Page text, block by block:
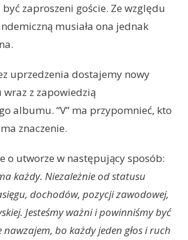
zaproszeni goście. Ze względu
musiała ona jednak
uprzedzenia dostajemy nowy
wraz z zapowiedzią
albumu. “V” ma przypomnieć, kto
znaczenie.
o utworze w następujący sposób:
każdy. Niezależnie od statusu
dochodów, pozycji zawodowej,
Jesteśmy ważni i powinniśmy być
nawzajem, bo każdy jeden głos i ruch